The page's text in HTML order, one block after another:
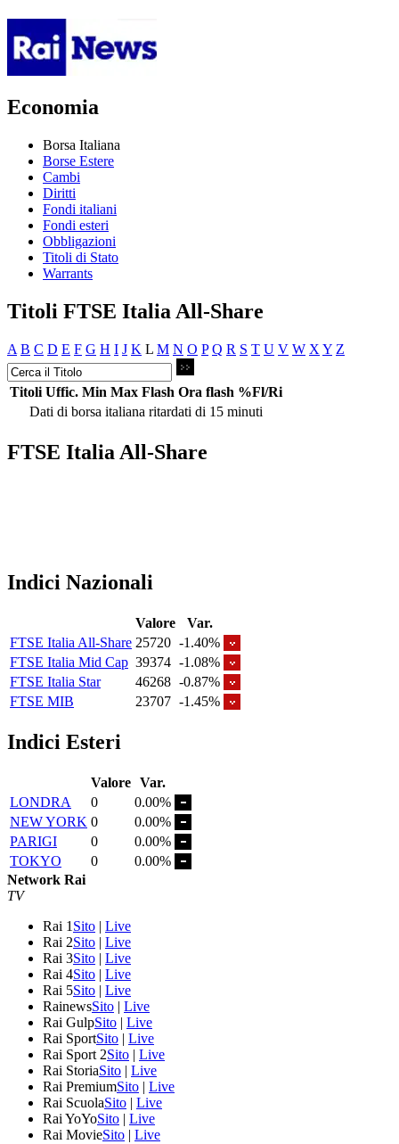
Economia
Borsa Italiana
Borse Estere
Cambi
Diritti
Fondi italiani
Fondi esteri
Obbligazioni
Titoli di Stato
Warrants
Titoli FTSE Italia All-Share
A B C D E F G H I J K L M N O P Q R S T U V W X Y Z
Titoli Uffic. Min Max Flash Ora flash %Fl/Ri
Dati di borsa italiana ritardati di 15 minuti
FTSE Italia All-Share
Indici Nazionali
Valore
Var.
FTSE Italia All-Share 25720 -1.40%
FTSE Italia Mid Cap 39374 -1.08%
FTSE Italia Star
46268 -0.87%
FTSE MIB
23707 -1.45%
Indici Esteri
Valore Var.
LONDRA
0
0.00%
NEW YORK 0
0.00%
PARIGI
0
0.00%
TOKYO
0
0.00%
Network Rai
TV
Rai 1 Sito | Live
Rai 2Sito | Live
Rai 3Sito | Live
Rai 4Sito | Live
Rai 5Sito | Live
RainewsSito | Live
Rai GulpSito | Live
Rai SportSito | Live
Rai Sport 2Sito | Live
Rai StoriaSito | Live
Rai PremiumSito | Live
Rai ScuolaSito | Live
Rai YoYoSito | Live
Rai MovieSito | Live